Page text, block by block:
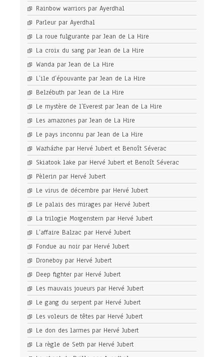
Rainbow warriors par Ayerdhal
Parleur par Ayerdhal
La roue fulgurante par Jean de La Hire
La croix du sang par Jean de La Hire
Wanda par Jean de La Hire
L’ile d’épouvante par Jean de La Hire
Belzébuth par Jean de La Hire
Le mystère de l’Everest par Jean de La Hire
Les amazones par Jean de La Hire
Le pays inconnu par Jean de La Hire
Wazházhe par Hervé Jubert et Benoît Séverac
Skiatook lake par Hervé Jubert et Benoît Séverac
Pèlerin par Hervé Jubert
Le virus de décembre par Hervé Jubert
Le palais des mirages par Hervé Jubert
La trilogie Morgenstern par Hervé Jubert
L’affaire Balzac par Hervé Jubert
Fondue au noir par Hervé Jubert
Droneboy par Hervé Jubert
Deep fighter par Hervé Jubert
Les mauvais joueurs par Hervé Jubert
Le gang du serpent par Hervé Jubert
Les voleurs de têtes par Hervé Jubert
Le don des larmes par Hervé Jubert
La règle de Seth par Hervé Jubert